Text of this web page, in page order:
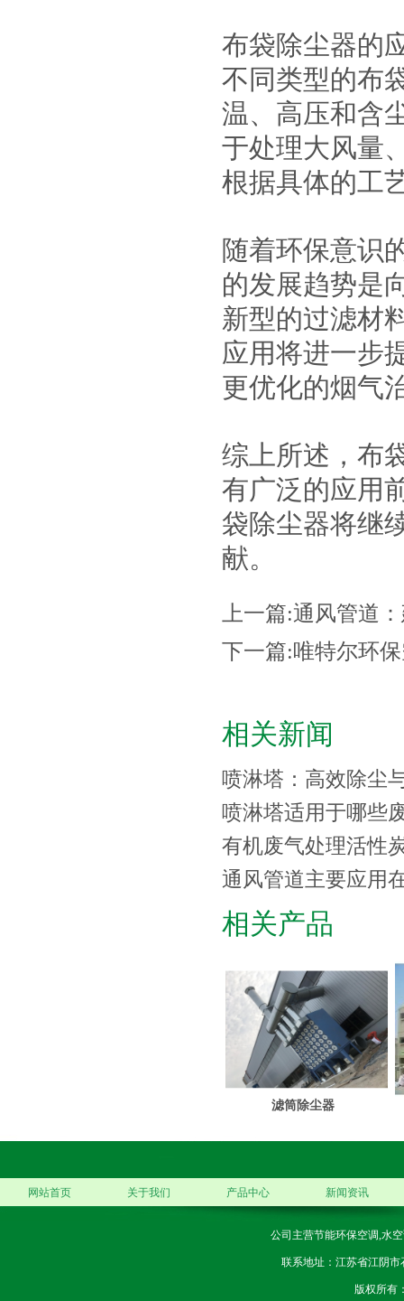
布袋除尘器的
不同类型的布
温、高压和含
于处理大风量
根据具体的工
随着环保意识
的发展趋势是
新型的过滤材
应用将进一步
更优化的烟气
综上所述，布
有广泛的应用
袋除尘器将继
献。
上一篇:通风管道
下一篇:唯特尔环
相关新闻
喷淋塔：高效除尘
喷淋塔适用于哪些
有机废气处理活性
通风管道主要应用
相关产品
滤筒除尘器
网站首页 关于我们 产品中心 新闻资讯
公司主营节能环保空调,水
联系地址：江苏省江阴市
版权所有